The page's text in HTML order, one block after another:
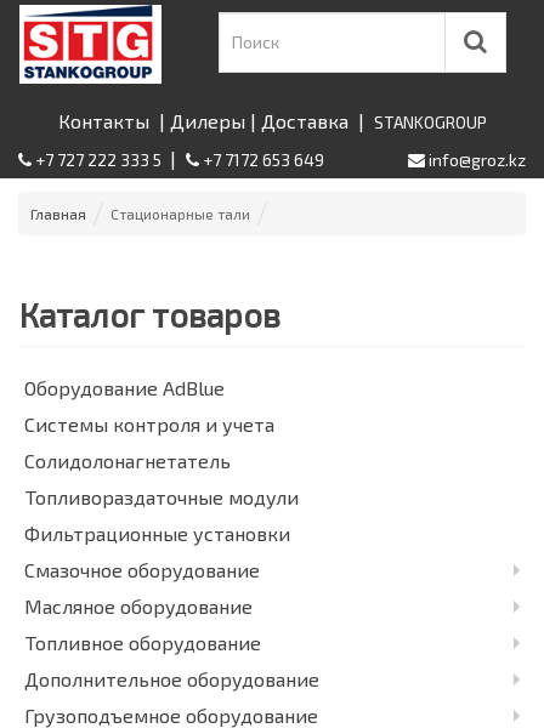
Контакты | Дилеры | Доставка | STANKOGROUP
+7 727 222 333 5 | +7 7172 653 649 info@groz.kz
Главная Стационарные тали
Каталог товаров
Оборудование AdBlue
Системы контроля и учета
Солидолонагнетатель
Топливораздаточные модули
Фильтрационные установки
Смазочное оборудование
Масляное оборудование
Топливное оборудование
Дополнительное оборудование
Грузоподъемное оборудование